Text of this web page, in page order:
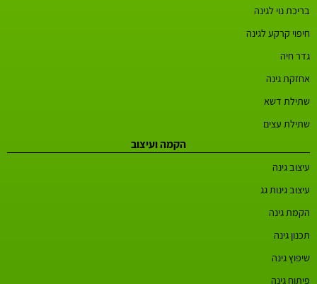
בריכת נוי לגינה
חיפוי קרקע לגינה
גדר חיה
אחזקת גינה
שתילת דשא
שתילת עצים
הקמה ועיצוב
עיצוב גינה
עיצוב גינות גג
הקמת גינה
תכנון גינה
שיפוץ גינה
פיתוח גינה